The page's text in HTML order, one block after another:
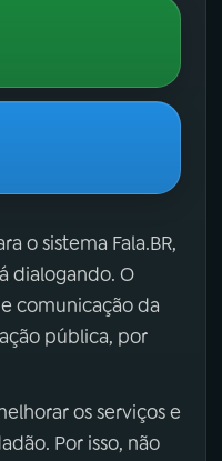
o sistema Fala.BR,
dialogando. O
comunicação da
pública, por
os serviços e
Por isso, não